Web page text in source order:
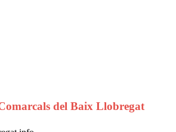
del Baix Llobregat